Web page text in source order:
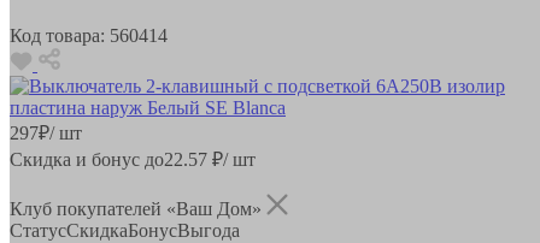
Код товара: 560414
297₽/ шт
Скидка и бонус до22.57 ₽/ шт
Клуб покупателей «Ваш Дом»
СтатусСкидкаБонусВыгода